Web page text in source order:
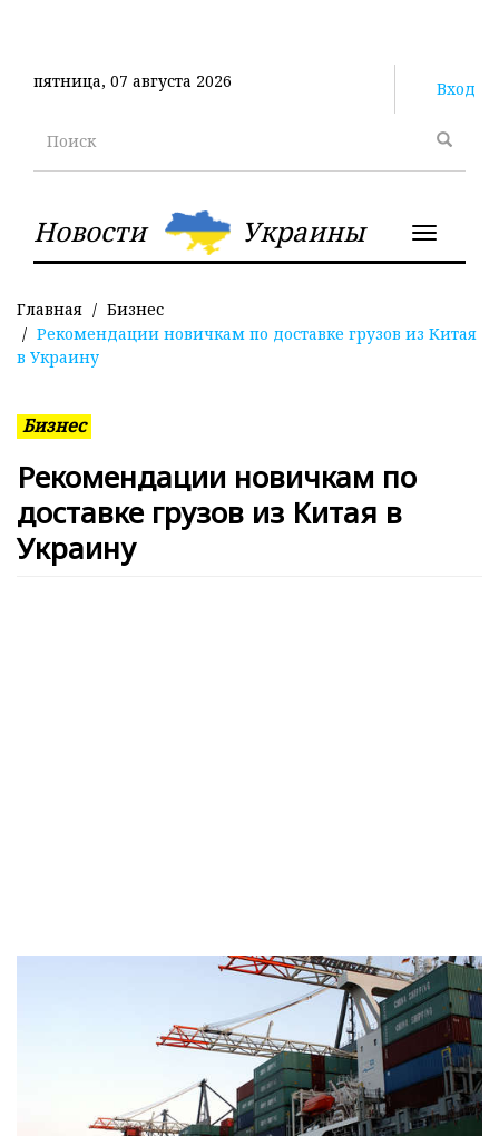
содержанию
пятница, 07 августа 2026 Вход
Поиск
Новости Украины
Toggle
Главная
Бизнес
Рекомендации новичкам по доставке грузов из Китая
в Украину
Рекомендации новичкам по
доставке грузов из Китая в
Украину
Бизнес